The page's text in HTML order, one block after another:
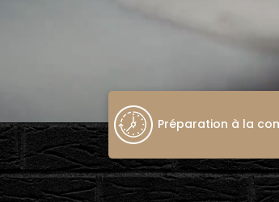
Préparation à la